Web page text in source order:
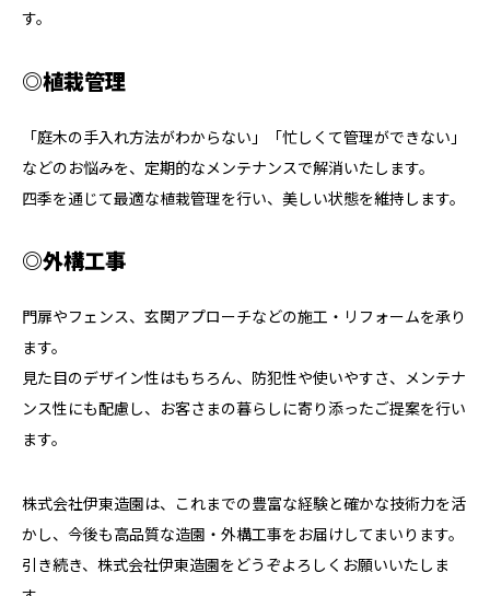
す。
◎植栽管理
「庭木の手入れ方法がわからない」「忙しくて管理ができない」
などのお悩みを、定期的なメンテナンスで解消いたします。
四季を通じて最適な植栽管理を行い、美しい状態を維持します。
◎外構工事
門扉やフェンス、玄関アプローチなどの施工・リフォームを承り
ます。
見た目のデザイン性はもちろん、防犯性や使いやすさ、メンテナ
ンス性にも配慮し、お客さまの暮らしに寄り添ったご提案を行い
ます。
株式会社伊東造園は、これまでの豊富な経験と確かな技術力を活
かし、今後も高品質な造園・外構工事をお届けしてまいります。
引き続き、株式会社伊東造園をどうぞよろしくお願いいたしま